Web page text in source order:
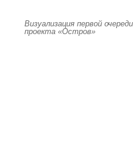
Визуализация первой
проекта «Остров»